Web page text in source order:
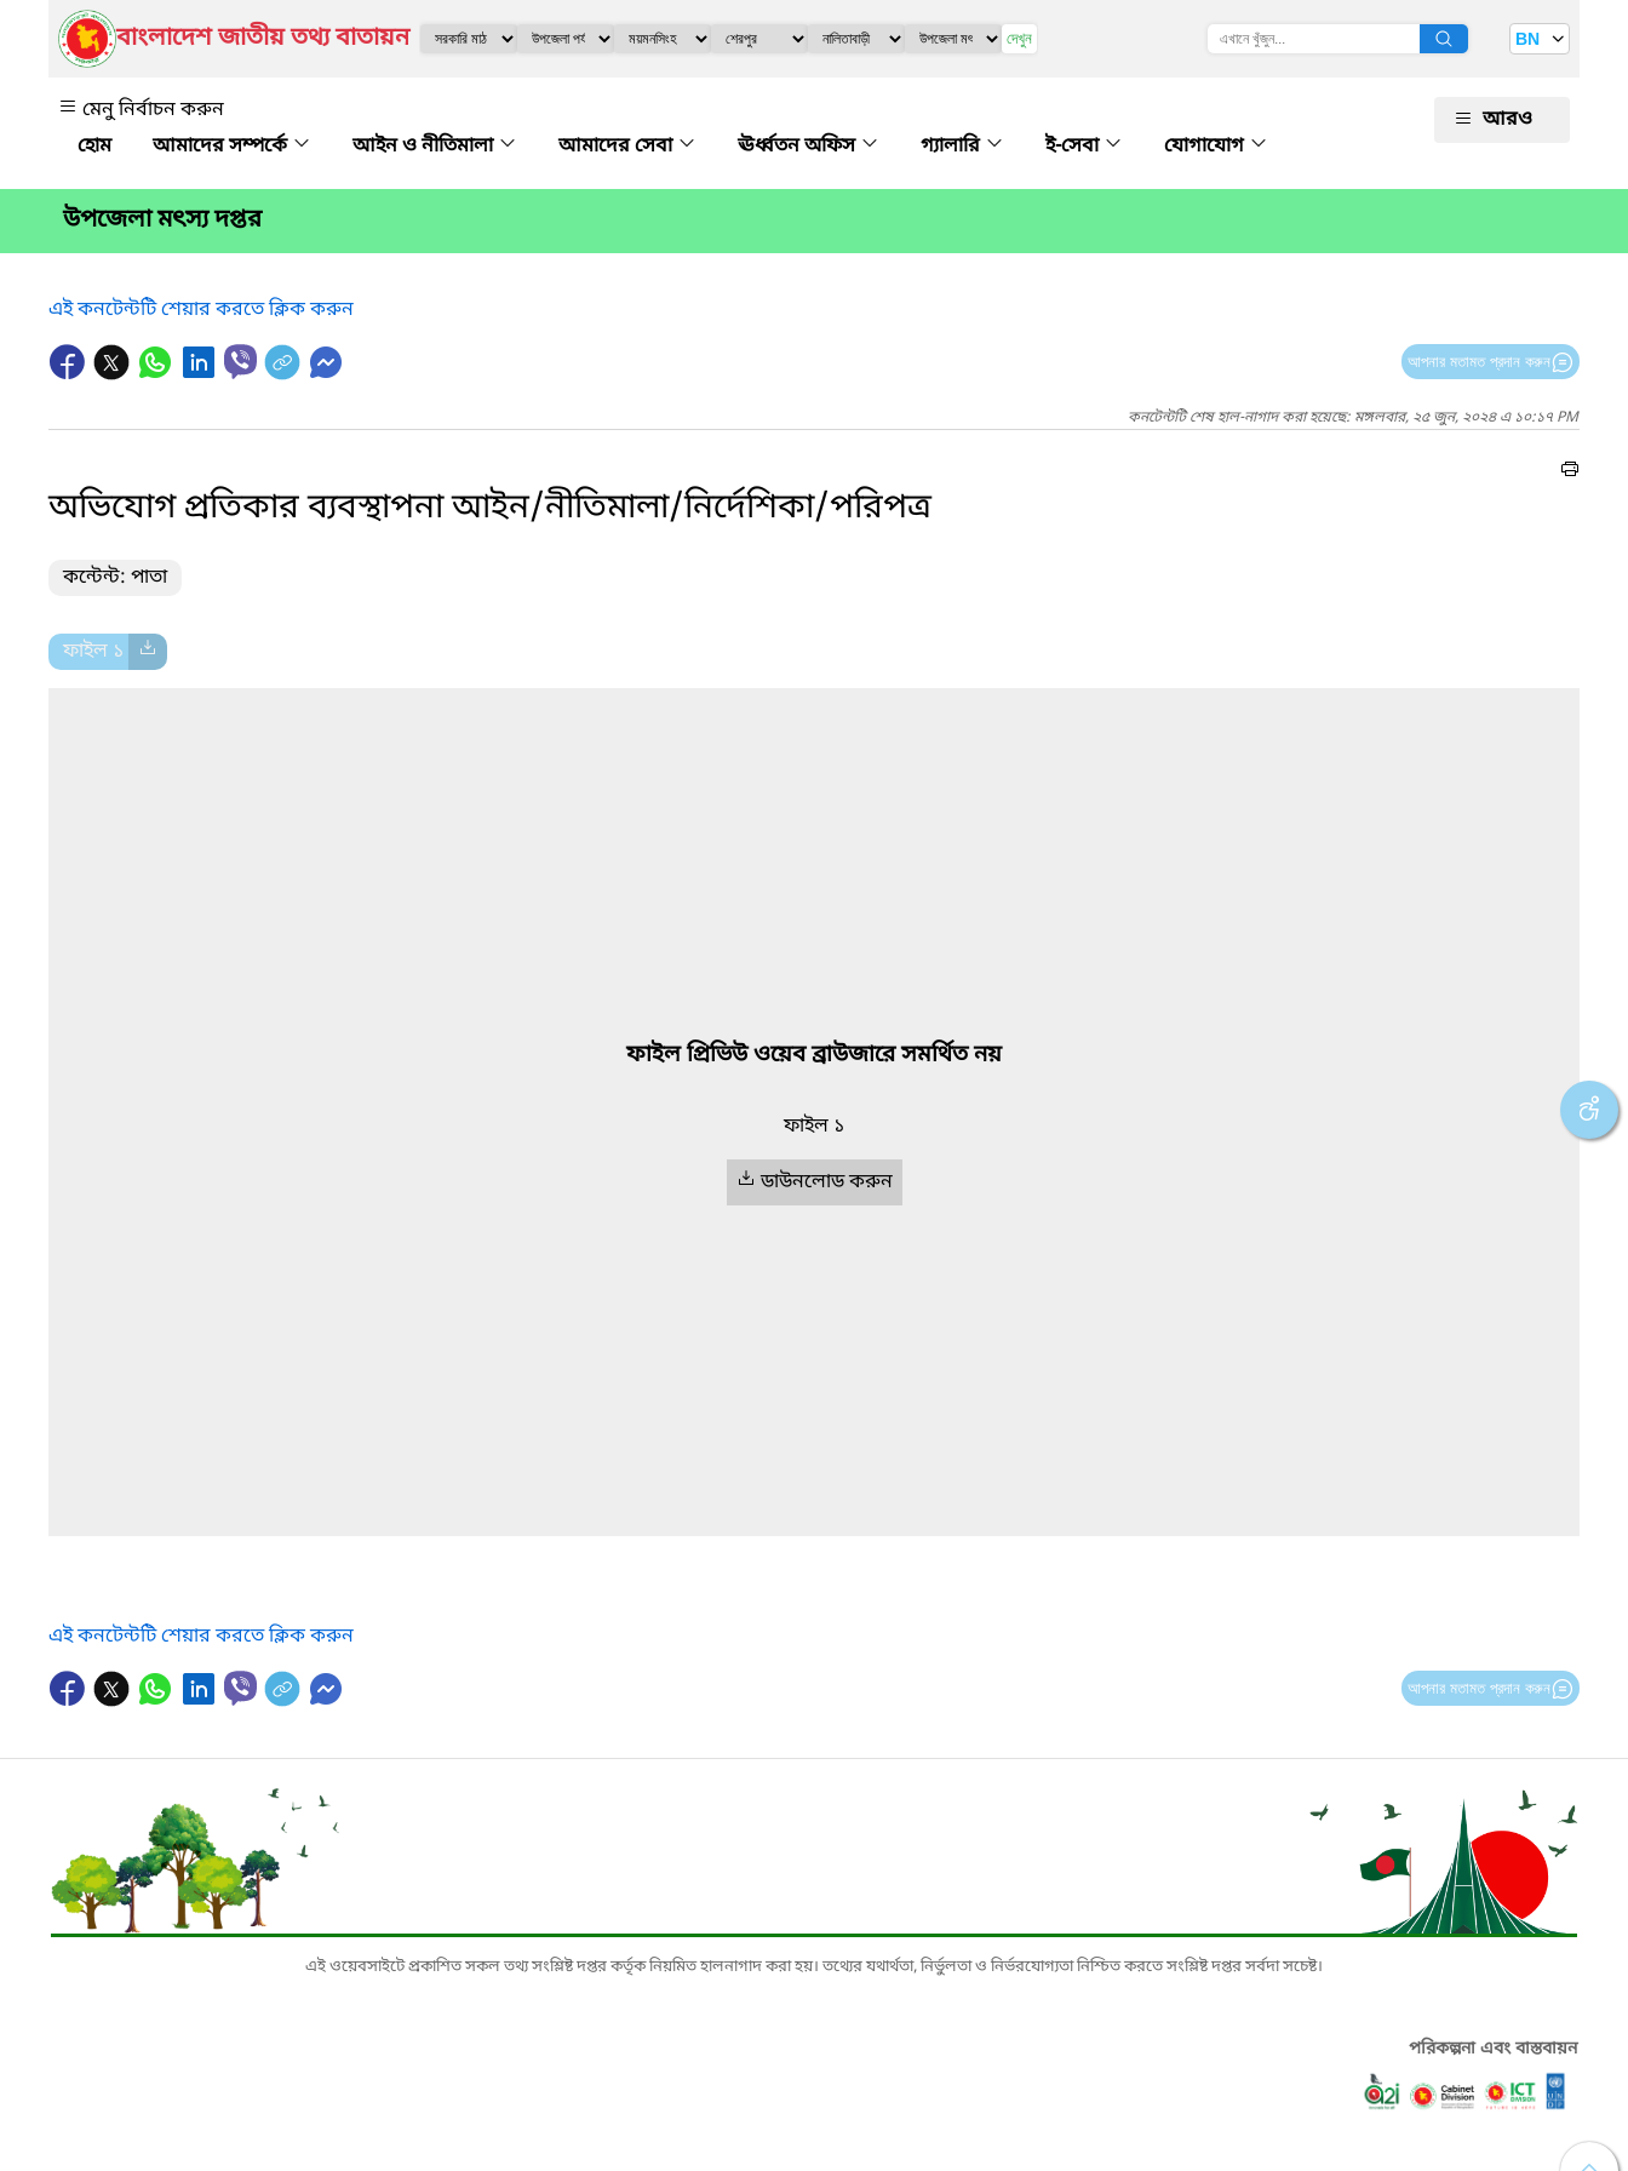
বাংলাদেশ জাতীয় তথ্য বাতায়ন দেখুন BN
মেনু নির্বাচন করুন
আমাদের সম্পর্কে
আইন ও নীতিমালা আমাদের সেবা ঊর্ধ্বতন অফিস গ্যালারি ই-সেবা যোগাযোগ
আরও
উপজেলা মৎস্য দপ্তর
এই কনটেন্টটি শেয়ার করতে ক্লিক করুন
আপনার মতামত প্রদান করুন
কনটেন্টটি শেষ হাল-নাগাদ করা হয়েছে: মঙ্গলবার, ২৫ জুন, ২০২৪ এ ১০:১৭ PM
অভিযোগ প্রতিকার ব্যবস্থাপনা আইন/নীতিমালা/নির্দেশিকা/পরিপত্র
কন্টেন্ট: পাতা
ফাইল ১
ফাইল প্রিভিউ ওয়েব ব্রাউজারে সমর্থিত নয়
ফাইল ১
ডাউনলোড করুন
এই কনটেন্টটি শেয়ার করতে ক্লিক করুন
আপনার মতামত প্রদান করুন
এই ওয়েবসাইটে প্রকাশিত সকল তথ্য সংশ্লিষ্ট দপ্তর কর্তৃক নিয়মিত হালনাগাদ করা হয়। তথ্যের যথার্থতা, নির্ভুলতা ও নির্ভরযোগ্যতা নিশ্চিত করতে সংশ্লিষ্ট দপ্তর সর্বদা সচেষ্ট।
পরিকল্পনা এবং বাস্তবায়ন